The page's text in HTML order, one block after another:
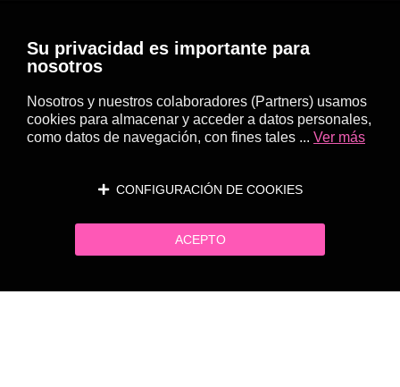
Su privacidad es importante para
nosotros
Nosotros y nuestros colaboradores (Partners) usamos
cookies para almacenar y acceder a datos personales,
como datos de navegación, con fines tales ... Ver más
CONFIGURACIÓN DE COOKIES
ACEPTO